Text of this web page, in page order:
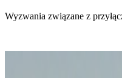
Wyzwania związane z